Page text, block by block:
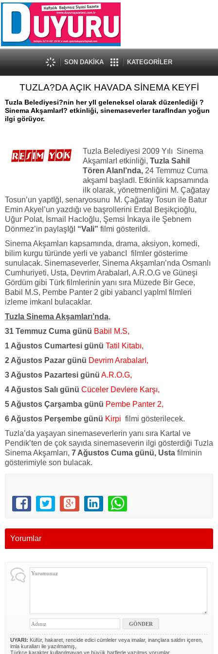
SON DAKİKA KATEGORİLER
TUZLA?DA AÇIK HAVADA SİNEMA KEYFİ
Tuzla Belediyesi?nin her yIl geleneksel olarak düzenlediği ?
Sinema AkşamlarI? etkinliği, sinemaseverler tarafIndan yoğun
ilgi görüyor.
Tuzla Belediyesi 2009 Yılı Sinema
AkşamlarI etkinliği, Tuzla Sahil
Tören AlanI’nda, 24 Temmuz Cuma
akşamI başladI. Etkinlik kapsamında
ilk olarak, yönetmenliğini M. Çağatay
Tosun’un yaptIğI, senaryosunu M. Çağatay Tosun ile Batur
Emin Akyel’un yazdığı ve başrollerini Erdal Beşikçioğlu,
Uğur Polat, İsmail HacIoğlu, Şemsi İnkaya ile Şebnem
Dönmez’in paylaşIğI “Vali” filmi gösterildi.
Sinema Akşamları kapsamında, drama, aksiyon, komedi,
bilim kurgu türünde yerli ve yabancI filmler gösterime
sunulacak. Sinemaseverler, Sinema Akşamları’nda Osmanlı
Cumhuriyeti, Usta, Devrim ArabalarI, A.R.O.G ve Güneşi
Gördüm gibi Türk filmlerinin yanı sıra Müzede Bir Gece,
Babil M.S, Pembe Panter 2 gibi yabancI yapImI filmleri
izleme imkanI bulacaklar.
Tuzla Sinema Akşamları’nda,
31 Temmuz Cuma günü Babil M.S,
1 Ağustos Cumartesi günü Tatil Kitabı,
2 Ağustos Pazar günü Devrim ArabalarI,
3 Ağustos Pazartesi günü A.R.O.G,
4 Ağustos Salı günü Cüceler Devlere Karşı,
5 Ağustos Çarşamba günü Pembe Panter 2,
6 Ağustos Perşembe günü Kirpi filmi gösterilecek.
Tuzla’da yaşayan sinemaseverlerin yanı sıra Kartal ve
Pendik’ten de çok sayıda sinemaseverin ilgi gösterdiği Tuzla
Sinema Akşamları, 7 Ağustos Cuma günü, Usta filminin
gösterimiyle son bulacak.
Yorumlar
UYARI: Küfür, hakaret, rencide edici cümleler veya imalar, inançlara saldırı içeren,
imla kuralları ile yazılmamış,
Türkçe karakter kullanılmayan ve büyük harflerle yazılmış yorumlar